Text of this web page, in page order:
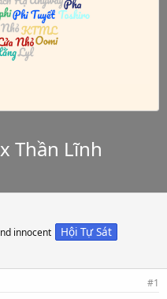
Thần Lĩnh
innocent
Hội Tự Sát
#1